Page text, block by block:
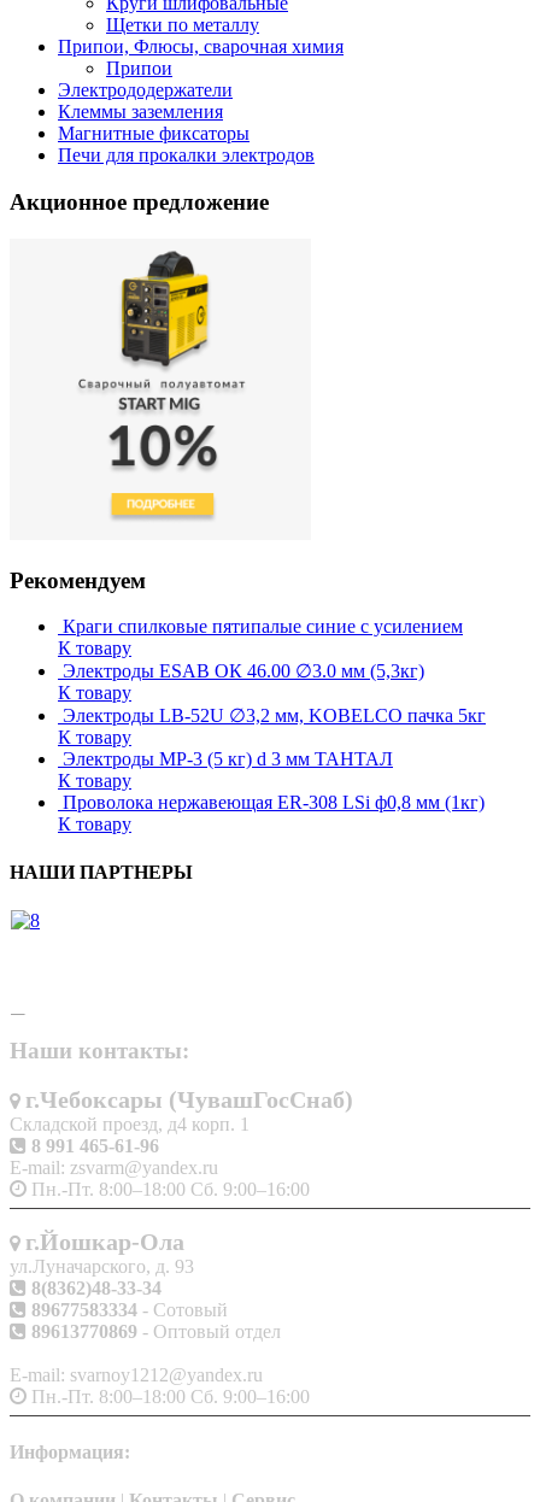
Щетки по металлу
Припои, Флюсы, сварочная химия
Припои
Электрододержатели
Клеммы заземления
Магнитные фиксаторы
Печи для прокалки электродов
Акционное предложение
Рекомендуем
Краги спилковые пятипалые синие с усилением
К товару
Электроды ESAB ОК 46.00 ∅3.0 мм (5,3кг)
К товару
Электроды LB-52U ∅3,2 мм, KOBELCO пачка 5кг
К товару
Электроды МР-3 (5 кг) d 3 мм ТАНТАЛ
К товару
Проволока нержавеющая ER-308 LSi ф0,8 мм (1кг)
К товару
НАШИ ПАРТНЕРЫ
Наши контакты:
г.Чебоксары (ЧувашГосСнаб)
Складской проезд, д4 корп. 1
8 991 465-61-96
E-mail: zsvarm@yandex.ru
Пн.-Пт. 8:00–18:00 Сб. 9:00–16:00
г.Йошкар-Ола
ул.Луначарского, д. 93
8(8362)48-33-34
89677583334 - Сотовый
89613770869 - Оптовый отдел
E-mail: svarnoy1212@yandex.ru
Пн.-Пт. 8:00–18:00 Сб. 9:00–16:00
Информация: